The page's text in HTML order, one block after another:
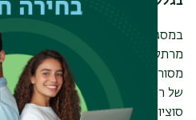
במסגרת התואר הראשון בסוציולוגיה
מרתקים הכוללים ניתוח של החברה
מסורתיות ומודרניות, פסיכולוגיה
של רגשות, שוק העבודה, סוציולוגיה
סוציולוגיה כלכלית, סוציולוגיה של